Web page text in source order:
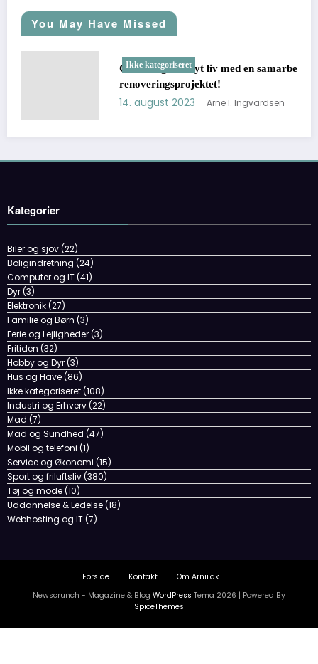
You May Have Missed
Giv dine gulve nyt liv med en samarbejdspartner i
renoveringsprojektet!
Arne I. Ingvardsen
Kategorier
Biler og sjov(22)
Boligindretning (24)
Computer og IT(41)
Dyr(3)
Elektronik(27)
Familie og Børn (3)
Ferie og Lejligheder(3)
Fritiden (32)
Hobby og Dyr(3)
Hus og Have(86)
Ikke kategoriseret(108)
Industri og Erhverv(22)
Mad (7)
Mad og Sundhed (47)
Mobil og telefoni (1)
Service og Økonomi (15)
Sport og friluftsliv(380)
Tøj og mode(10)
Uddannelse & Ledelse(18)
Webhosting og IT(7)
Forside Kontakt
Om Arnii.dk
Newscrunch - Magazine & Blog WordPress Tema 2026 | Powered By
SpiceThemes